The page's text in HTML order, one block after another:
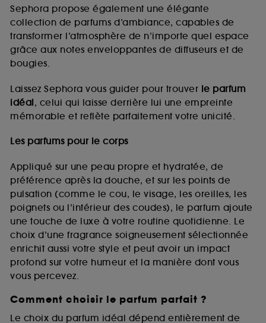
Sephora propose également une élégante
collection de parfums d’ambiance, capables de
transformer l’atmosphère de n’importe quel espace
grâce aux notes enveloppantes de diffuseurs et de
bougies.
Laissez Sephora vous guider pour trouver le parfum
idéal, celui qui laisse derrière lui une empreinte
mémorable et reflète parfaitement votre unicité.
Les parfums pour le corps
Appliqué sur une peau propre et hydratée, de
préférence après la douche, et sur les points de
pulsation (comme le cou, le visage, les oreilles, les
poignets ou l’intérieur des coudes), le parfum ajoute
une touche de luxe à votre routine quotidienne. Le
choix d’une fragrance soigneusement sélectionnée
enrichit aussi votre style et peut avoir un impact
profond sur votre humeur et la manière dont vous
vous percevez.
Comment choisir le parfum parfait ?
Le choix du parfum idéal dépend entièrement de
de vous plaire via des publicités, y compris sur des
sites tiers et sur les réseaux sociaux, sur la base
des pages que vous avez consultées, de votre
navigation, et de l'historique de vos interactions.
d’en améliorer la performance.
Cookies de sécurisation des paiements en ligne :
fraudes aux moyens de paiement et les
usurpations d’identité.
Cookies fonctionnels :il s’agit de cookies
permettant l’affichage et/ou la fourniture de
certaines fonctionnalités du site, tel que les
cookies d’authentification qui sont utilisés afin de
vous faire bénéficier de l’authentification
prolongée vous permettant d’accéder à votre
compte lors de votre prochaine visite sur le site
sans saisir à nouveau votre identifiant et mot de
passe.
A l'exception des cookies techniques, le dépôt et la
lecture de ces traceurs requiert votre accord. Vous